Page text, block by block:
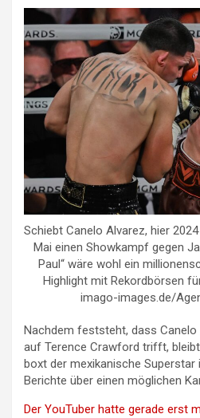
Schiebt Canelo Alvarez, hier
Mai einen Showkampf gegen
Paul“ wäre wohl ein
Highlight mit Rekordbörsen
imago-images.de/
Nachdem feststeht, dass
auf Terence Crawford trifft, bleibt
boxt der mexikanische Superstar
Berichte über einen möglichen
Der YouTuber hatte gerade erst